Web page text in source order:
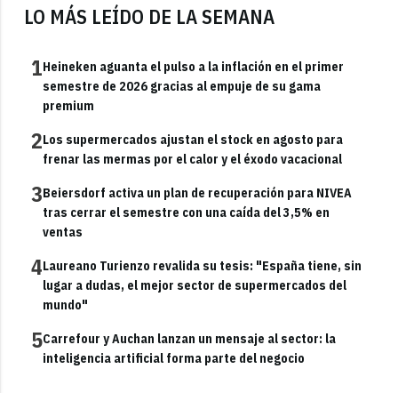
LO MÁS LEÍDO DE LA SEMANA
1Heineken aguanta el pulso a la inflación en el primer
semestre de 2026 gracias al empuje de su gama
premium
2Los supermercados ajustan el stock en agosto para
frenar las mermas por el calor y el éxodo vacacional
3Beiersdorf activa un plan de recuperación para NIVEA
tras cerrar el semestre con una caída del 3,5% en
ventas
4Laureano Turienzo revalida su tesis: "España tiene, sin
lugar a dudas, el mejor sector de supermercados del
mundo"
5Carrefour y Auchan lanzan un mensaje al sector: la
inteligencia artificial forma parte del negocio